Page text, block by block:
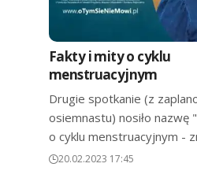
Fakty i mity o cyklu
menstruacyjnym
Drugie spotkanie (z
osiemnastu) nosiło nazwę
o cyklu menstruacyjnym -
20.02.2023 17:45